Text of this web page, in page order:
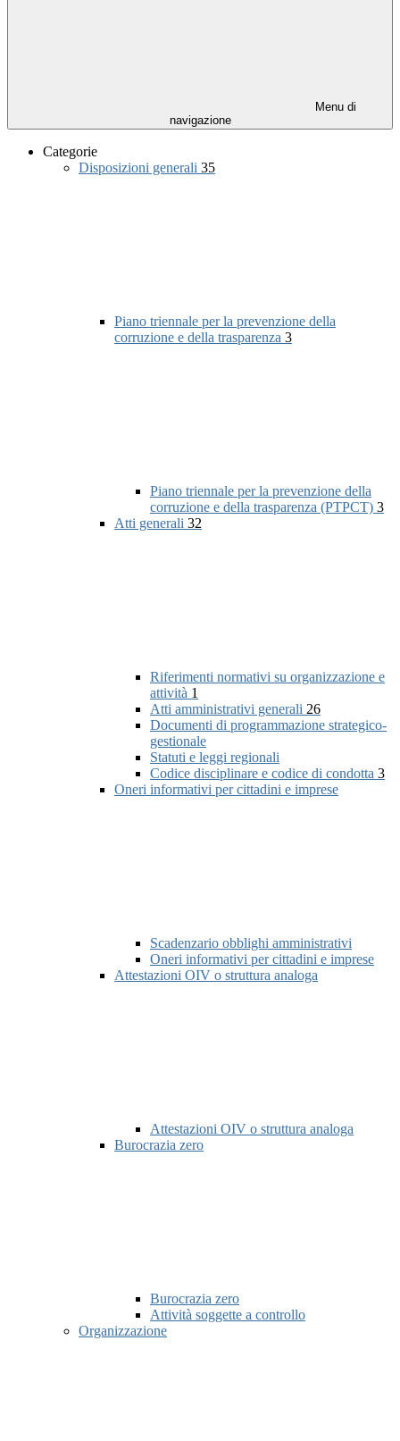
Menu di
navigazione
Categorie
Disposizioni generali 35
Piano triennale per la prevenzione della
corruzione e della trasparenza 3
Piano triennale per la prevenzione della
corruzione e della trasparenza (PTPCT) 3
Atti generali 32
Riferimenti normativi su organizzazione e
attività 1
Atti amministrativi generali 26
Documenti di programmazione strategico-
gestionale
Statuti e leggi regionali
Codice disciplinare e codice di condotta 3
Oneri informativi per cittadini e imprese
Scadenzario obblighi amministrativi
Oneri informativi per cittadini e imprese
Attestazioni OIV o struttura analoga
Attestazioni OIV o struttura analoga
Burocrazia zero
Burocrazia zero
Attività soggette a controllo
Organizzazione